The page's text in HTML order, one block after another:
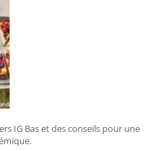
IG Bas et des conseils pour une